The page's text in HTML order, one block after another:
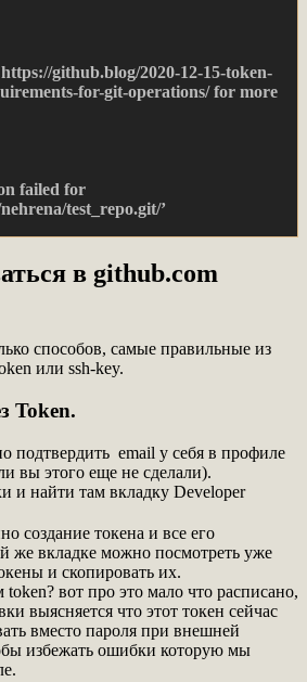
https://github.blog/2020-12-15-token-
for-git-operations/ for more
failed for
test_repo.git/’
в github.com
способов, самые правильные из
или ssh-key.
Token.
подтвердить email у себя в профиле
вы этого еще не сделали).
и найти там вкладку Developer
создание токена и все его
же вкладке можно посмотреть уже
и скопировать их.
token? вот про это мало что расписано,
выясняется что этот токен сейчас
вместо пароля при внешней
избежать ошибки которую мы